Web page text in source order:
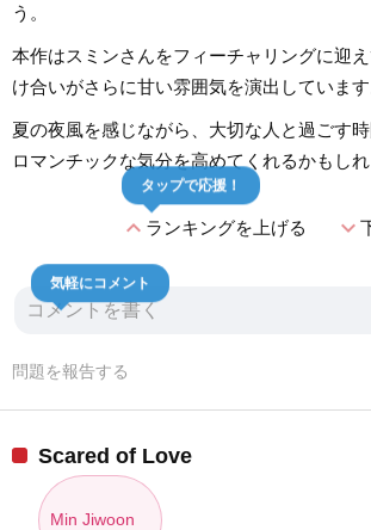
う。
本作はスミンさんをフィーチャリングに迎
け合いがさらに甘い雰囲気を演出しています
夏の夜風を感じながら、大切な人と過ごす
ロマンチックな気分を高めてくれるかもしれ
expand_lessランキングを上げる
タップで応援！
expand_more
気軽にコメント
問題を報告する
Scared of Love
Min Jiwoon